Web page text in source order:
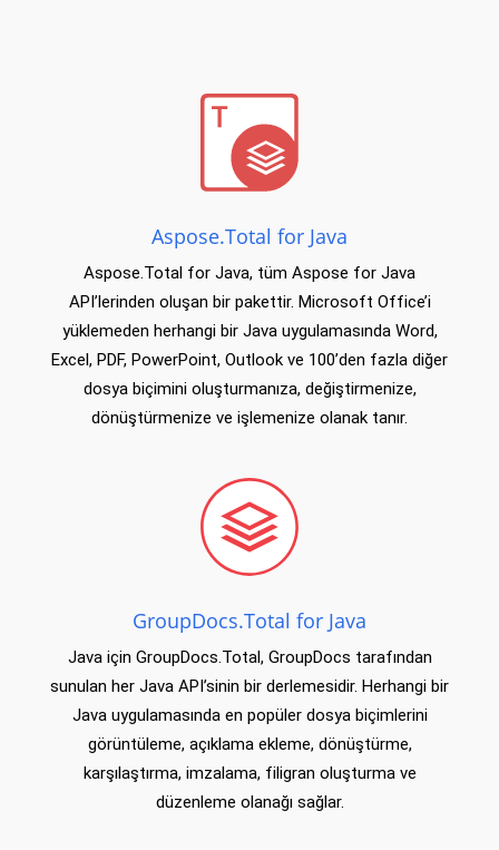
Aspose.Total for Java
Aspose.Total for Java, tüm Aspose for Java
API’lerinden oluşan bir pakettir. Microsoft Office’i
yüklemeden herhangi bir Java uygulamasında Word,
Excel, PDF, PowerPoint, Outlook ve 100’den fazla diğer
dosya biçimini oluşturmanıza, değiştirmenize,
dönüştürmenize ve işlemenize olanak tanır.
GroupDocs.Total for Java
Java için GroupDocs.Total, GroupDocs tarafından
sunulan her Java API’sinin bir derlemesidir. Herhangi bir
Java uygulamasında en popüler dosya biçimlerini
görüntüleme, açıklama ekleme, dönüştürme,
karşılaştırma, imzalama, filigran oluşturma ve
düzenleme olanağı sağlar.